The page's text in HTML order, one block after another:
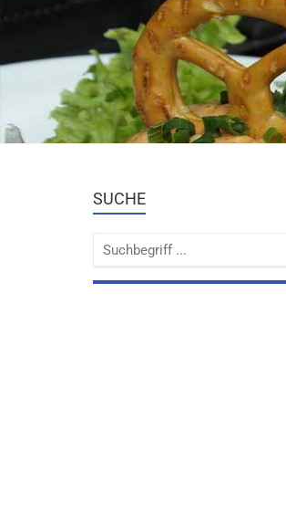
SUCHE